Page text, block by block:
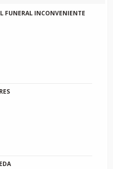
FUNERAL INCONVENIENTE